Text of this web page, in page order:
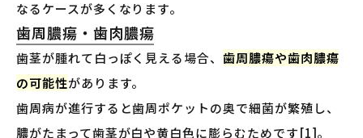
なるケースが多くなります。
歯周膿瘍・歯肉膿瘍
歯茎が腫れて白っぽく見える場合、 歯周膿瘍や歯肉膿瘍
の可能性があります。
歯周病が進行すると歯周ポケットの奥で細菌が繁殖し、
膿がたまって歯茎が白や黄白色に膨らむためです[1]。